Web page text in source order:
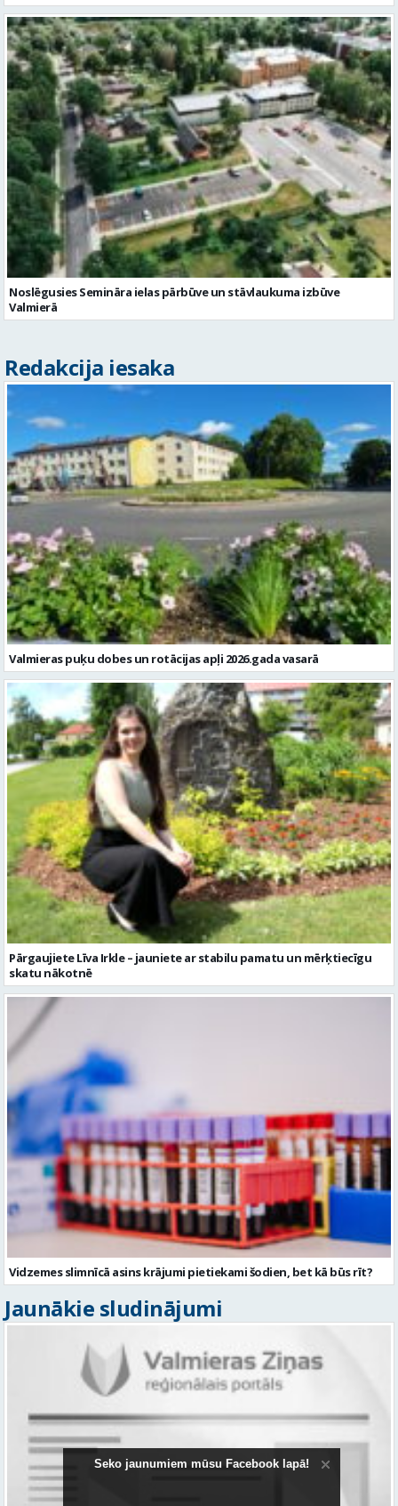
Noslēgusies Semināra ielas pārbūve un stāvlaukuma izbūve
Valmierā
Redakcija iesaka
Valmieras puķu dobes un rotācijas apļi 2026.gada vasarā
Pārgaujiete Līva Irkle – jauniete ar stabilu pamatu un mērķtiecīgu
skatu nākotnē
Vidzemes slimnīcā asins krājumi pietiekami šodien, bet kā būs rīt?
Jaunākie sludinājumi
Seko jaunumiem mūsu Facebook lapā!